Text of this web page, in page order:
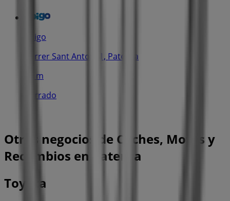
Yoigo
Carrer Sant Antoni 1, Paterna
81 m
Cerrado
Otros negocios de Coches, Motos y
Recambios en Paterna
Toyota